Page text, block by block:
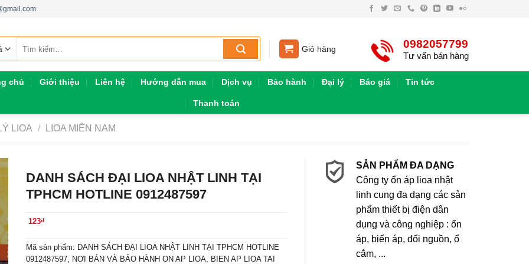
kiếm:
Giỏ hàng 0982057799
Tư vấn bán hàng
chủ Giới thiệu Liên hệ Hướng dẫn mua Dịch vụ Bảo hành Đại lý Báo giá Tin tức
Thanh toán
LIOA / LIOA MIÊN NAM
DANH SÁCH ĐẠI LIOA NHẬT LINH TẠI
TPHCM HOTLINE 0912487597
123đ
Mã sản phẩm: DANH SÁCH ĐẠI LIOA NHẬT LINH TẠI TPHCM HOTLINE
0912487597, NƠI BÁN VÀ BẢO HÀNH ON AP LIOA, BIEN AP LIOA TAI
SẢN PHẨM ĐA DẠNG
Công ty ổn áp lioa nhật
linh cung đa dạng các sản
phẩm thiết bị điện dân
dụng và công nghiệp : ổn
áp, biến áp, đổi nguồn, ổ
cắm, ...